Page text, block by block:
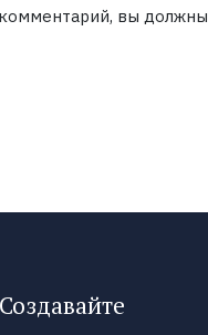
вы должны
Создавайте